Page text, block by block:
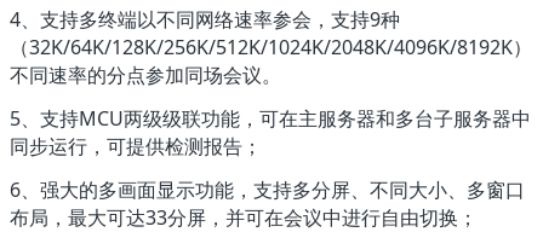
4、支持多终端以不同网络速率参会，支持9种
（32K/64K/128K/256K/512K/1024K/2048K/4096K/8192K）
不同速率的分点参加同场会议。
5、支持MCU两级级联功能，可在主服务器和多台子服务器中
同步运行，可提供检测报告；
6、强大的多画面显示功能，支持多分屏、不同大小、多窗口
布局，最大可达33分屏，并可在会议中进行自由切换；